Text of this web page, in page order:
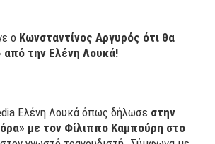
ο Κωνσταντίνος Αργυρός ότι θα
από την Ελένη Λουκά!
Ελένη Λουκά όπως δήλωσε στην
με τον Φίλιππο Καμπούρη στο